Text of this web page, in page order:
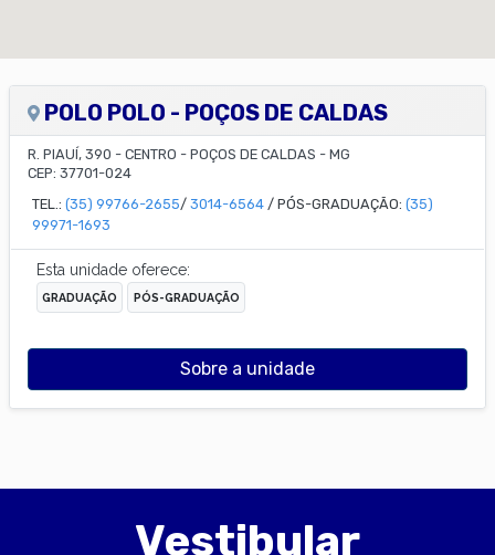
POLO POLO - POÇOS DE CALDAS
R. PIAUÍ, 390 - CENTRO - POÇOS DE CALDAS - MG
CEP: 37701-024
TEL.: (35) 99766-2655/ 3014-6564 / PÓS-GRADUAÇÃO: (35)
99971-1693
Esta unidade oferece:
GRADUAÇÃO PÓS-GRADUAÇÃO
Sobre a unidade
Vestibular